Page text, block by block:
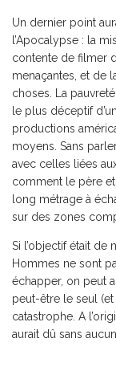
Un dernier point
l’Apocalypse : la
contente de filmer
menaçantes, et de
choses. La
le plus déceptif
productions
moyens. Sans
avec celles liées
comment le père
long métrage à
sur des zones
Si l’objectif était de
Hommes ne sont
échapper, on peut
peut-être le seul
catastrophe. A
aurait dû sans